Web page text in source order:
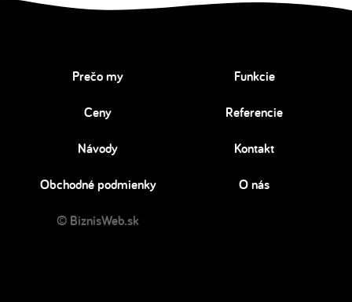
Prečo my Funkcie
Ceny Referencie
Návody Kontakt
Obchodné podmienky O nás
© BiznisWeb.sk